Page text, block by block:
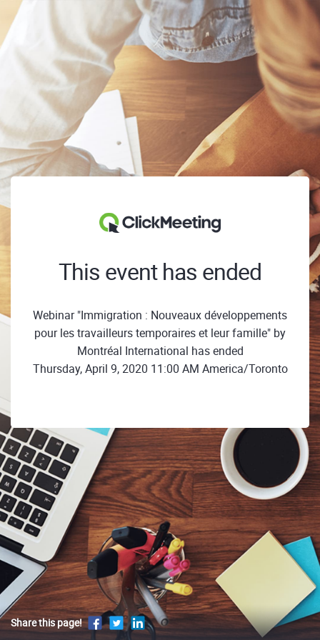
This event has ended
Webinar "Immigration : Nouveaux développements
pour les travailleurs temporaires et leur famille" by
Montréal International has ended
Thursday, April 9, 2020 11:00 AM America/Toronto
Share this page!